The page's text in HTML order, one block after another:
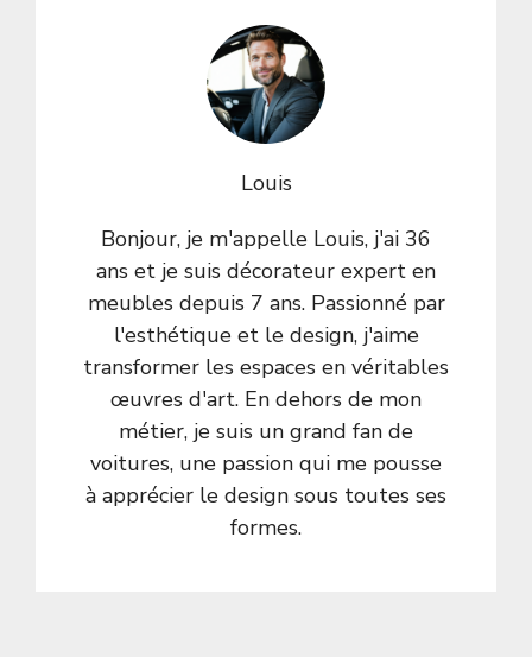
Louis
Bonjour, je m'appelle Louis, j'ai 36
ans et je suis décorateur expert en
meubles depuis 7 ans. Passionné par
l'esthétique et le design, j'aime
transformer les espaces en véritables
œuvres d'art. En dehors de mon
métier, je suis un grand fan de
voitures, une passion qui me pousse
à apprécier le design sous toutes ses
formes.